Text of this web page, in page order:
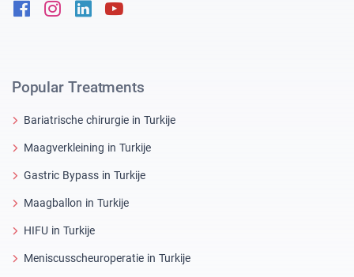
FacebookInstagram
Linkedin
Popular Treatments
Bariatrische chirurgie in Turkije
Maagverkleining in Turkije
Gastric Bypass in Turkije
Maagballon in Turkije
HIFU in Turkije
Meniscusscheuroperatie in Turkije